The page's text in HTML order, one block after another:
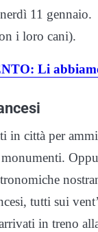
11
i loro cani).
Li
in città per
tutti sui
in treno